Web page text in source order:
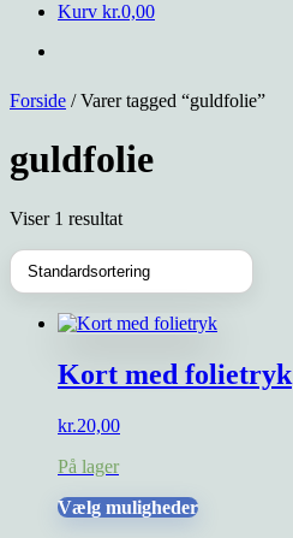
Kurv kr.0,00
Forside / Varer tagged “guldfolie”
guldfolie
Viser 1 resultat
Kort med folietryk
kr.20,00
På lager
Vælg mulighederDette